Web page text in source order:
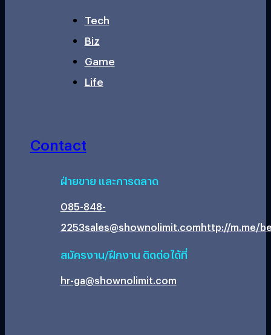
Tech
Biz
Game
Life
Contact
ฝ่ายขาย และการตลาด
085-848-
2253sales@shownolimit.comhttp://m.me/
สมัครงาน/ฝึกงาน ติดต่อได้ที่
hr-ga@shownolimit.com